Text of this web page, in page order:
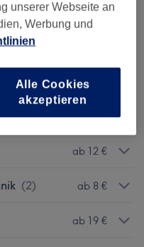
9) ab 28 €
4) ab 25 €
ab 10 €
ab 12 €
(2) ab 8 €
ab 19 €
unserer Webseite an
Werbung und
Alle Cookies
akzeptieren